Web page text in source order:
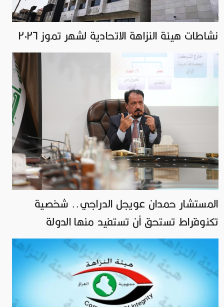
نشاطات هيئة النزاهة الاتحادية لشهر تموز ٢٠٢٦
المستشار حمدان عويجل الدراجي.. شخصية
تكنوقراط تستحق أن تستفيد منها الدولة